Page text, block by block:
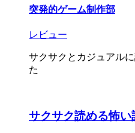
突発的ゲーム制作部
レビュー
サクサクとカジュアル
た
サクサク読める怖い